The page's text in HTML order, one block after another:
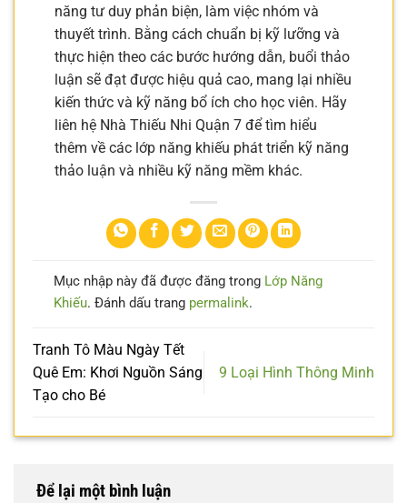
năng tư duy phản biện, làm việc nhóm và
thuyết trình. Bằng cách chuẩn bị kỹ lưỡng và
thực hiện theo các bước hướng dẫn, buổi thảo
luận sẽ đạt được hiệu quả cao, mang lại nhiều
kiến thức và kỹ năng bổ ích cho học viên. Hãy
liên hệ Nhà Thiếu Nhi Quận 7 để tìm hiểu
thêm về các lớp năng khiếu phát triển kỹ năng
thảo luận và nhiều kỹ năng mềm khác.
Mục nhập này đã được đăng trong Lớp Năng
Khiếu. Đánh dấu trang permalink.
Tranh Tô Màu Ngày Tết
Quê Em: Khơi Nguồn Sáng
Tạo cho Bé
9 Loại Hình Thông Minh
Để lại một bình luận